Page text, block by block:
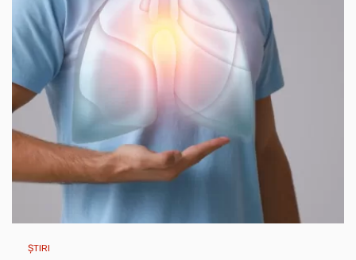
ȘTIRI